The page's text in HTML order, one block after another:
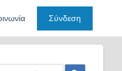
Σύνδεση